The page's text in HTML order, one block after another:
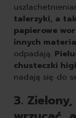
talerzyki, a
papierowe
innych
odpadają.
chusteczki
nadają się do
3.